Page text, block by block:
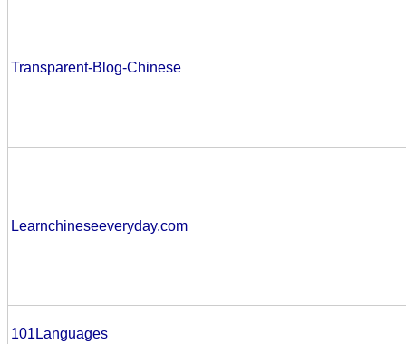
Transparent-Blog-Chinese
Learnchineseeveryday.com
101Languages